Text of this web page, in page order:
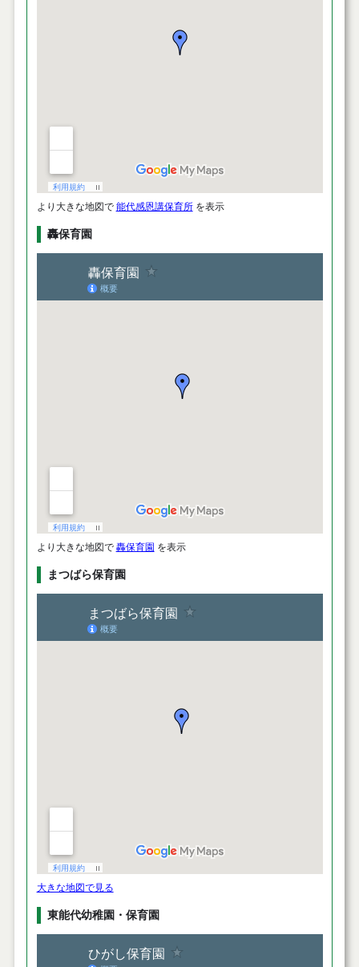
より大きな地図で 能代感恩講保育所を表示
轟保育園
より大きな地図で 轟保育園 を表示
まつばら保育園
大きな地図で見る
東能代幼稚園・保育園